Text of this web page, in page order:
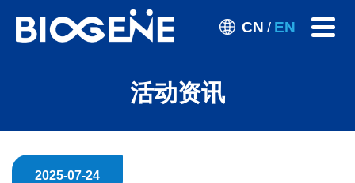
CN / EN
活动资讯
2025-07-24